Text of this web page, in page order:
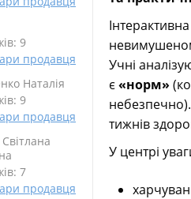
9
продавця
Наталія
9
продавця
7
продавця
Учні
є«норм»
тижнів
У центрі